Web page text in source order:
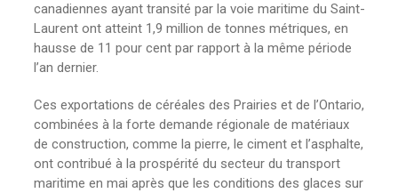
canadiennes ayant transité par la voie maritime du Saint-
Laurent ont atteint 1,9 million de tonnes métriques, en
hausse de 11 pour cent par rapport à la même période
l’an dernier.
Ces exportations de céréales des Prairies et de l’Ontario,
combinées à la forte demande régionale de matériaux
de construction, comme la pierre, le ciment et l’asphalte,
ont contribué à la prospérité du secteur du transport
maritime en mai après que les conditions des glaces sur